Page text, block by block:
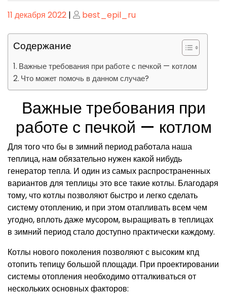
Опубликовано
11 декабря 2022 | Опубликовано
best_epil_ru
Содержание
Важные требования при работе с печкой — котлом
Что может помочь в данном случае?
Важные требования при
работе с печкой — котлом
Для того что бы в зимний период работала наша
теплица, нам обязательно нужен какой нибудь
генератор тепла. И один из самых распространенных
вариантов для теплицы это все такие котлы. Благодаря
тому, что котлы позволяют быстро и легко сделать
систему отоплению, и при этом отапливать всем чем
угодно, вплоть даже мусором, выращивать в теплицах
в зимний период стало доступно практически каждому.
Котлы нового поколения позволяют с высоким кпд
отопить тепицу большой площади. При проектировании
системы отопления необходимо отталкиваться от
нескольких основных факторов: